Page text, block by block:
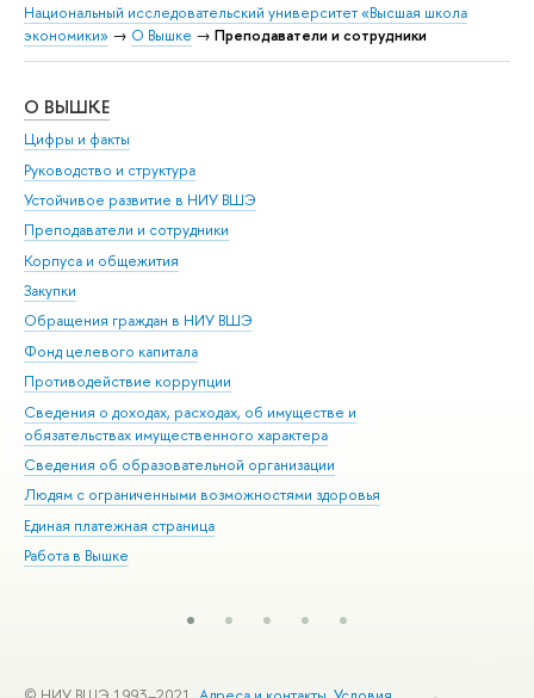
Национальный исследовательский университет «Высшая школа
экономики» → О Вышке → Преподаватели и сотрудники
О ВЫШКЕ
Цифры и факты
Руководство и структура
Устойчивое развитие в НИУ ВШЭ
Преподаватели и сотрудники
Корпуса и общежития
Закупки
Обращения граждан в НИУ ВШЭ
Фонд целевого капитала
Противодействие коррупции
Сведения о доходах, расходах, об имуществе и
обязательствах имущественного характера
Сведения об образовательной организации
Людям с ограниченными возможностями здоровья
Единая платежная страница
Работа в Вышке